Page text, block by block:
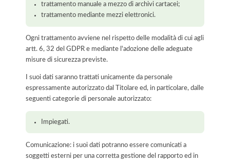
trattamento manuale a mezzo di archivi cartacei;
trattamento mediante mezzi elettronici.
Ogni trattamento avviene nel rispetto delle modalità di cui agli
artt. 6, 32 del GDPR e mediante l'adozione delle adeguate
misure di sicurezza previste.
I suoi dati saranno trattati unicamente da personale
espressamente autorizzato dal Titolare ed, in particolare, dalle
seguenti categorie di personale autorizzato:
Impiegati.
Comunicazione: i suoi dati potranno essere comunicati a
soggetti esterni per una corretta gestione del rapporto ed in